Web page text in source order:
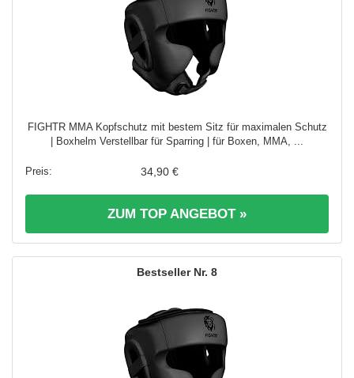
FIGHTR MMA Kopfschutz mit bestem Sitz für maximalen Schutz
| Boxhelm Verstellbar für Sparring | für Boxen, MMA, ...
34,90 €
ZUM TOP ANGEBOT »
8